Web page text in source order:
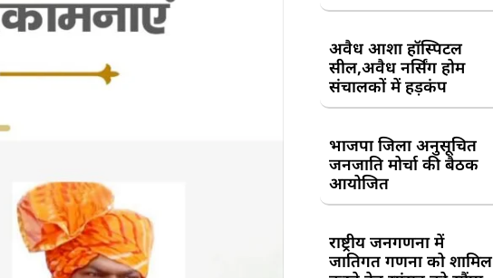
अवैध आशा हॉस्पिटल
सील,अवैध नर्सिंग होम
संचालकों में हड़कंप
भाजपा जिला अनुसूचित
जनजाति मोर्चा की बैठक
आयोजित
राष्ट्रीय जनगणना में
जातिगत गणना को शामिल